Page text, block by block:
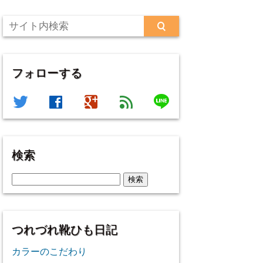
フォローする
twitter facebook google feed line
検索
索:
つれづれ靴ひも日記
カラーのこだわり